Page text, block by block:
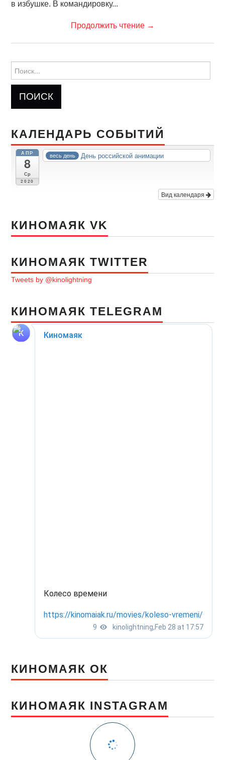
в избушке. В командировку...
Продолжить чтение →
КАЛЕНДАРЬ СОБЫТИЙ
АПР
8
Ср
2020
весь день День российской анимации
Вид календаря
КИНОМАЯК VK
КИНОМАЯК TWITTER
Tweets by @kinolightning
КИНОМАЯК TELEGRAM
КИНОМАЯК ОК
КИНОМАЯК INSTAGRAM